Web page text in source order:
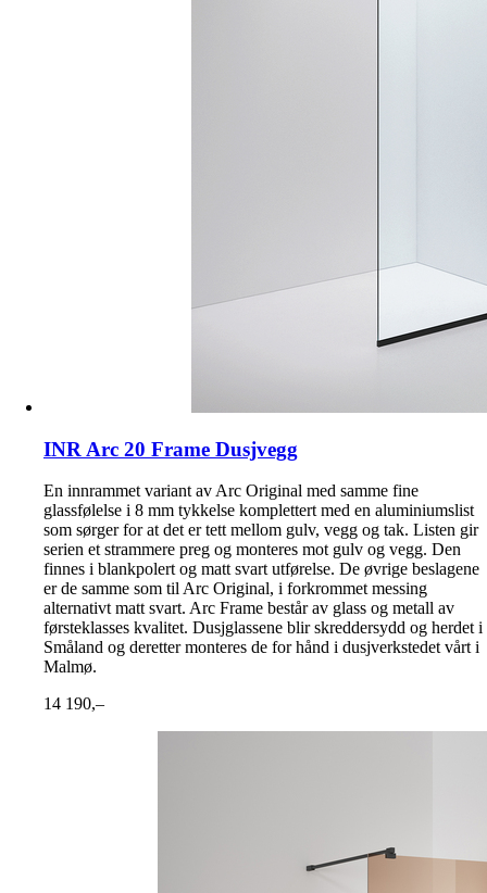
INR Arc 20 Frame Dusjvegg
En innrammet variant av Arc Original med samme fine
glassfølelse i 8 mm tykkelse komplettert med en aluminiumslist
som sørger for at det er tett mellom gulv, vegg og tak. Listen gir
serien et strammere preg og monteres mot gulv og vegg. Den
finnes i blankpolert og matt svart utførelse. De øvrige beslagene
er de samme som til Arc Original, i forkrommet messing
alternativt matt svart. Arc Frame består av glass og metall av
førsteklasses kvalitet. Dusjglassene blir skreddersydd og herdet i
Småland og deretter monteres de for hånd i dusjverkstedet vårt i
Malmø.
14 190,–